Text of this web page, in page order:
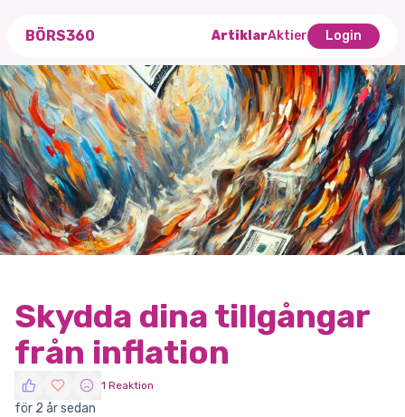
BÖRS360 ArtiklarAktier Login
Skydda dina tillgångar
från inflation
1 Reaktion
för 2 år sedan